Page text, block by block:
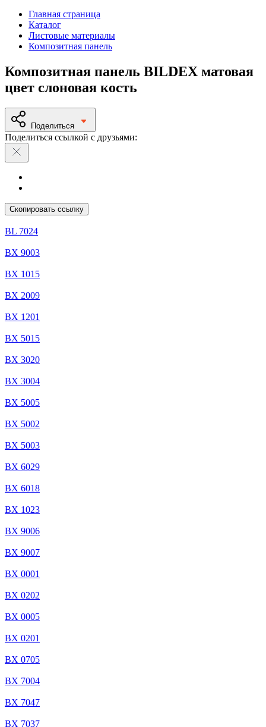
Главная страница
Каталог
Листовые материалы
Композитная панель
Композитная панель BILDEX матовая
цвет слоновая кость
Поделиться
Поделиться ссылкой с друзьями:
Скопировать ссылку
BL 7024
BX 9003
BX 1015
BX 2009
BX 1201
BX 5015
BX 3020
BX 3004
BX 5005
BX 5002
BX 5003
BX 6029
BX 6018
BX 1023
BX 9006
BX 9007
BX 0001
BX 0202
BX 0005
BX 0201
BX 0705
BX 7004
BX 7047
BX 7037